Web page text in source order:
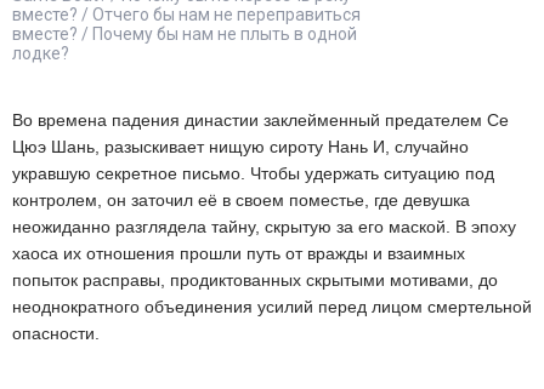
вместе? / Отчего бы нам не переправиться
вместе? / Почему бы нам не плыть в одной
лодке?
Во времена падения династии заклейменный предателем Се
Цюэ Шань, разыскивает нищую сироту Нань И, случайно
укравшую секретное письмо. Чтобы удержать ситуацию под
контролем, он заточил её в своем поместье, где девушка
неожиданно разглядела тайну, скрытую за его маской. В эпоху
хаоса их отношения прошли путь от вражды и взаимных
попыток расправы, продиктованных скрытыми мотивами, до
неоднократного объединения усилий перед лицом смертельной
опасности.